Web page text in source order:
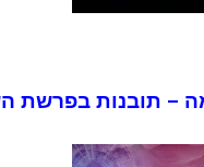
– תובנות בפרשת